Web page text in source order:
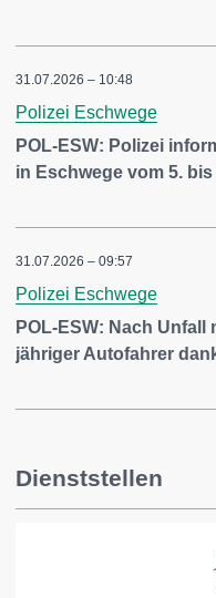
31.07.2026 – 10:48
Polizei Eschwege
POL-ESW: Polizei
in Eschwege vom 5.
31.07.2026 – 09:57
Polizei Eschwege
POL-ESW: Nach
jähriger Autofahrer
Dienststellen